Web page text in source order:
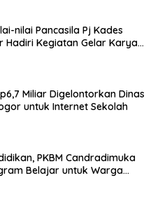
nilai Pancasila Pj Kades
Hadiri Kegiatan Gelar Karya
Miliar Digelontorkan Dinas
untuk Internet Sekolah
PKBM Candradimuka
Belajar untuk Warga